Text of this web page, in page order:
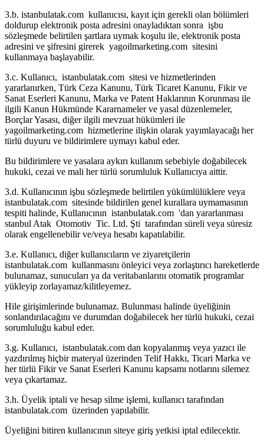
3.b. istanbulatak.com kullanıcısı, kayıt için gerekli olan bölümleri
doldurup elektronik posta adresini onayladıktan sonra işbu
sözleşmede belirtilen şartlara uymak koşulu ile, elektronik posta
adresini ve şifresini girerek yagoilmarketing.com sitesini
kullanmaya başlayabilir.
3.c. Kullanıcı, istanbulatak.com sitesi ve hizmetlerinden
yararlanırken, Türk Ceza Kanunu, Türk Ticaret Kanunu, Fikir ve
Sanat Eserleri Kanunu, Marka ve Patent Haklarının Korunması ile
ilgili Kanun Hükmünde Kararnameler ve yasal düzenlemeler,
Borçlar Yasası, diğer ilgili mevzuat hükümleri ile
yagoilmarketing.com hizmetlerine ilişkin olarak yayımlayacağı her
türlü duyuru ve bildirimlere uymayı kabul eder.
Bu bildirimlere ve yasalara aykırı kullanım sebebiyle doğabilecek
hukuki, cezai ve mali her türlü sorumluluk Kullanıcıya aittir.
3.d. Kullanıcının işbu sözleşmede belirtilen yükümlülüklere veya
istanbulatak.com sitesinde bildirilen genel kurallara uymamasının
tespiti halinde, Kullanıcının istanbulatak.com 'dan yararlanması
stanbul Atak Otomotiv Tic. Ltd. Şti tarafından süreli veya süresiz
olarak engellenebilir ve/veya hesabı kapatılabilir.
3.e. Kullanıcı, diğer kullanıcıların ve ziyaretçilerin
istanbulatak.com kullanmasını önleyici veya zorlaştırıcı hareketlerde
bulunamaz, sunucuları ya da veritabanlarını otomatik programlar
yükleyip zorlayamaz/kilitleyemez.
Hile girişimlerinde bulunamaz. Bulunması halinde üyeliğinin
sonlandırılacağını ve durumdan doğabilecek her türlü hukuki, cezai
sorumluluğu kabul eder.
3.g. Kullanıcı, istanbulatak.com dan kopyalanmış veya yazıcı ile
yazdırılmış hiçbir materyal üzerinden Telif Hakkı, Ticari Marka ve
her türlü Fikir ve Sanat Eserleri Kanunu kapsamı notlarını silemez
veya çıkartamaz.
3.h. Üyelik iptali ve hesap silme işlemi, kullanıcı tarafından
istanbulatak.com üzerinden yapılabilir.
Üyeliğini bitiren kullanıcının siteye giriş yetkisi iptal edilecektir.